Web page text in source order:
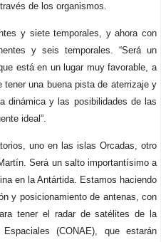
de los organismos.
y siete temporales, y ahora con
y seis temporales. “Será un
está en un lugar muy favorable, a
una buena pista de aterrizaje y
dinámica y las posibilidades de las
ideal”.
uno en las islas Orcadas, otro
Será un salto importantísimo a
en la Antártida. Estamos haciendo
y posicionamiento de antenas, con
tener el radar de satélites de la
(CONAE), que estarán